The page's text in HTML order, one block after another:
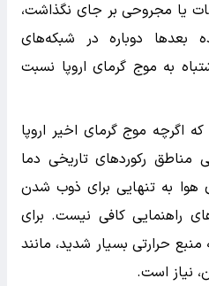
یا مجروحی بر جای نگذاشت،
بعدها دوباره در شبکه‌های
به موج گرمای اروپا نسبت
که اگرچه موج گرمای اخیر اروپا
مناطق رکوردهای تاریخی دما
به تنهایی برای ذوب شدن
راهنمایی کافی نیست. برای
حرارتی بسیار شدید، مانند
نیاز است.